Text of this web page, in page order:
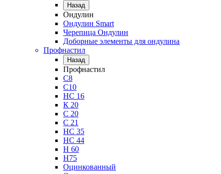
Назад
Ондулин
Ондулин Smart
Черепица Ондулин
Доборные элементы для ондулина
Профнастил
Назад
Профнастил
С8
С10
НС 16
К 20
С 20
С 21
НС 35
НС 44
Н 60
Н75
Оцинкованный